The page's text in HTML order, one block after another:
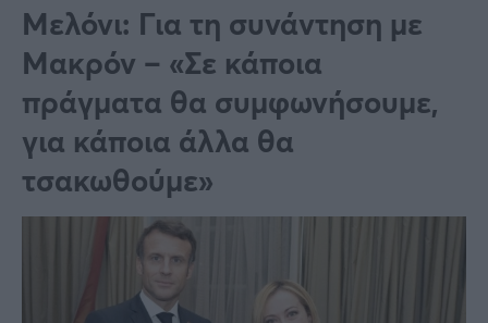
Πολιτική
Τράπεζες
Επιδοτήσεις
ΕΣΠΑ
Κόσμος
Lifestyle
Αθλητικά
Γυναίκα
Μελόνι: Για τη συνάντηση με
Μακρόν – «Σε κάποια
πράγματα θα συμφωνήσουμε,
για κάποια άλλα θα
τσακωθούμε»